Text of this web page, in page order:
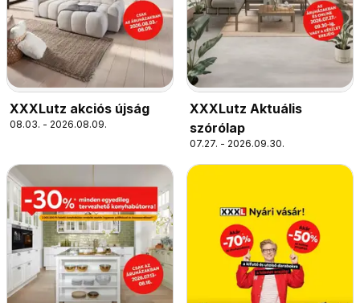
XXXLutz akciós újság
08.03. - 2026.08.09.
XXXLutz Aktuális
szórólap
07.27. - 2026.09.30.